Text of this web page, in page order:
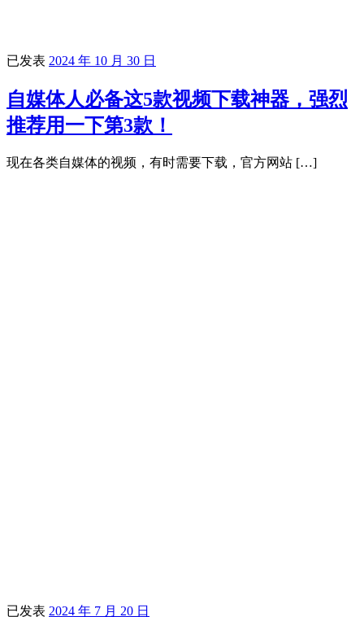
已发表 2024 年 10 月 30 日
自媒体人必备这5款视频下载神器，强烈
推荐用一下第3款！
现在各类自媒体的视频，有时需要下载，官方网站 […]
已发表 2024 年 7 月 20 日